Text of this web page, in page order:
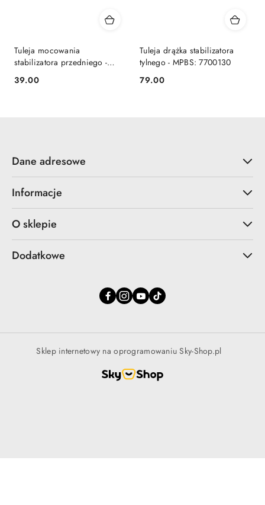
Tuleja mocowania
stabilizatora przedniego -
Cena:
39.00
Tuleja drążka stabilizatora
tylnego - MPBS: 7700130
Cena:
79.00
Dane adresowe
Informacje
O sklepie
Dodatkowe
Sklep internetowy na oprogramowaniu Sky-Shop.pl